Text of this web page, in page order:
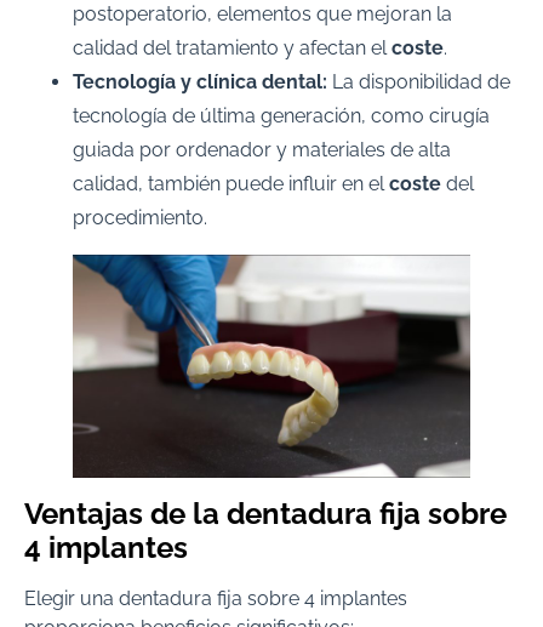
postoperatorio, elementos que mejoran la
calidad del tratamiento y afectan elcoste.
Tecnología y clínica dental: La disponibilidad de
tecnología de última generación, como cirugía
guiada por ordenador y materiales de alta
calidad, también puede influir en elcoste del
procedimiento.
Ventajas de la dentadura fija sobre
4 implantes
Elegir una dentadura fija sobre 4 implantes